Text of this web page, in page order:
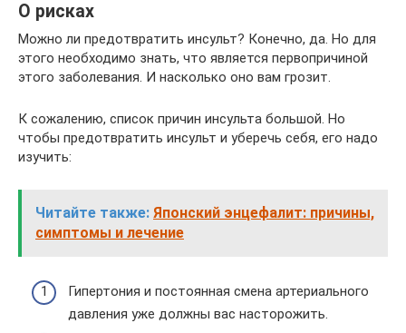
О рисках
Можно ли предотвратить инсульт? Конечно, да. Но для
этого необходимо знать, что является первопричиной
этого заболевания. И насколько оно вам грозит.
К сожалению, список причин инсульта большой. Но
чтобы предотвратить инсульт и уберечь себя, его надо
изучить:
Читайте также: Японский энцефалит: причины,
симптомы и лечение
Гипертония и постоянная смена артериального
давления уже должны вас насторожить.